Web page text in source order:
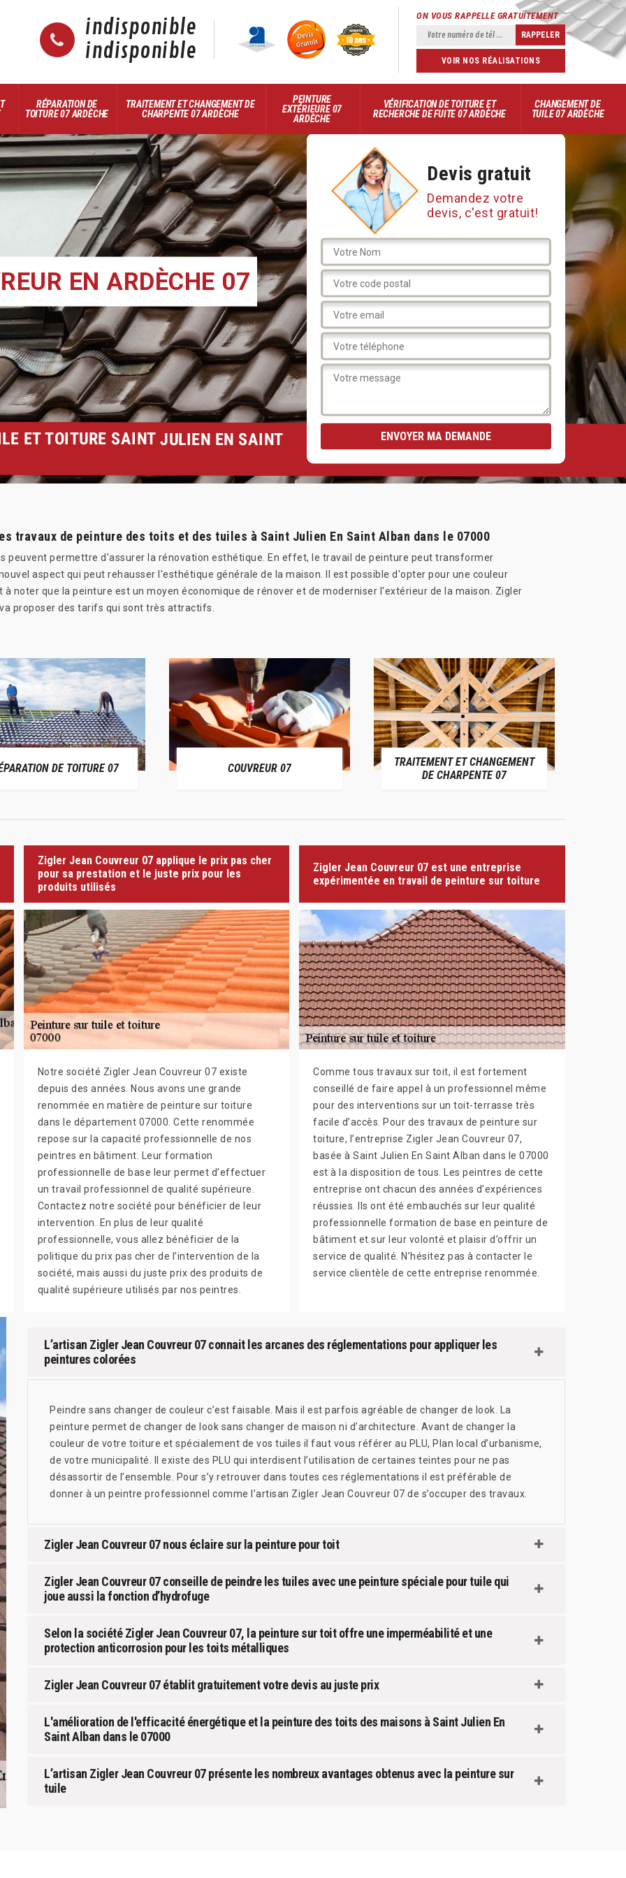
indisponible
indisponible
ON VOUS RAPPELLE GRATUITEMENT
VOIR NOS RÉALISATIONS
RÉPARATION DE
TOITURE 07 ARDÈCHE
TRAITEMENT ET CHANGEMENT DE
CHARPENTE 07 ARDÈCHE
PEINTURE
EXTÉRIEURE 07
ARDÈCHE
VÉRIFICATION DE TOITURE ET
RECHERCHE DE FUITE 07 ARDÈCHE
CHANGEMENT DE
TUILE 07 ARDÈCHE
EN ARDÈCHE 07
Devis gratuit
Demandez votre
devis, c'est gratuit!
ET TOITURE SAINT JULIEN EN SAINT
travaux de peinture des toits et des tuiles à Saint Julien En Saint Alban dans le 07000
peuvent permettre d'assurer la rénovation esthétique. En effet, le travail de peinture peut transformer
aspect qui peut rehausser l'esthétique générale de la maison. Il est possible d'opter pour une couleur
noter que la peinture est un moyen économique de rénover et de moderniser l'extérieur de la maison. Zigler
proposer des tarifs qui sont très attractifs.
DE TOITURE 07 COUVREUR 07
TRAITEMENT ET CHANGEMENT
DE CHARPENTE 07
Zigler Jean Couvreur 07 applique le prix pas cher
pour sa prestation et le juste prix pour les
produits utilisés
Notre société Zigler Jean Couvreur 07 existe
depuis des années. Nous avons une grande
renommée en matière de peinture sur toiture
dans le département 07000. Cette renommée
repose sur la capacité professionnelle de nos
peintres en bâtiment. Leur formation
professionnelle de base leur permet d’effectuer
un travail professionnel de qualité supérieure.
Contactez notre société pour bénéficier de leur
intervention. En plus de leur qualité
professionnelle, vous allez bénéficier de la
politique du prix pas cher de l’intervention de la
société, mais aussi du juste prix des produits de
qualité supérieure utilisés par nos peintres.
Zigler Jean Couvreur 07 est une entreprise
expérimentée en travail de peinture sur toiture
Comme tous travaux sur toit, il est fortement
conseillé de faire appel à un professionnel même
pour des interventions sur un toit-terrasse très
facile d’accès. Pour des travaux de peinture sur
toiture, l’entreprise Zigler Jean Couvreur 07,
basée à Saint Julien En Saint Alban dans le 07000
est à la disposition de tous. Les peintres de cette
entreprise ont chacun des années d’expériences
réussies. Ils ont été embauchés sur leur qualité
professionnelle formation de base en peinture de
bâtiment et sur leur volonté et plaisir d’offrir un
service de qualité. N’hésitez pas à contacter le
service clientèle de cette entreprise renommée.
L’artisan Zigler Jean Couvreur 07 connait les arcanes des réglementations pour appliquer les
peintures colorées
Peindre sans changer de couleur c’est faisable. Mais il est parfois agréable de changer de look. La
peinture permet de changer de look sans changer de maison ni d’architecture. Avant de changer la
couleur de votre toiture et spécialement de vos tuiles il faut vous référer au PLU, Plan local d’urbanisme,
de votre municipalité. Il existe des PLU qui interdisent l’utilisation de certaines teintes pour ne pas
désassortir de l’ensemble. Pour s’y retrouver dans toutes ces réglementations il est préférable de
donner à un peintre professionnel comme l’artisan Zigler Jean Couvreur 07 de s’occuper des travaux.
Zigler Jean Couvreur 07 nous éclaire sur la peinture pour toit
Zigler Jean Couvreur 07 conseille de peindre les tuiles avec une peinture spéciale pour tuile qui
joue aussi la fonction d’hydrofuge
Selon la société Zigler Jean Couvreur 07, la peinture sur toit offre une imperméabilité et une
protection anticorrosion pour les toits métalliques
Zigler Jean Couvreur 07 établit gratuitement votre devis au juste prix
L'amélioration de l'efficacité énergétique et la peinture des toits des maisons à Saint Julien En
Saint Alban dans le 07000
L’artisan Zigler Jean Couvreur 07 présente les nombreux avantages obtenus avec la peinture sur
tuile